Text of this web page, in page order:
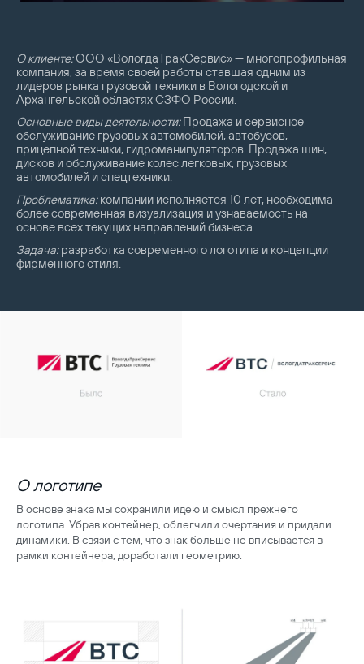
О клиенте:ООО «ВологдаТракСервис» — многопрофильная
компания, за время своей работы ставшая одним из
лидеров рынка грузовой техники в Вологодской и
Архангельской областях СЗФО России.
Основные виды деятельности:Продажа и сервисное
обслуживание грузовых автомобилей, автобусов,
прицепной техники, гидроманипуляторов. Продажа шин,
дисков и обслуживание колес легковых, грузовых
автомобилей и спецтехники.
Проблематика:компании исполняется 10 лет, необходима
более современная визуализация и узнаваемость на
основе всех текущих направлений бизнеса.
Задача:разработка современного логотипа и концепции
фирменного стиля.
О логотипе
В основе знака мы сохранили идею и смысл прежнего
логотипа. Убрав контейнер, облегчили очертания и придали
динамики. В связи с тем, что знак больше не вписывается в
рамки контейнера, доработали геометрию.